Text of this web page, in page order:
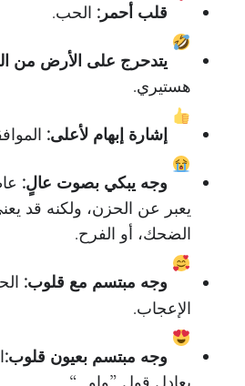
قلب أحمر: الحب.
يتدحرج على الأرض من
هستيري.
إشارة إبهام لأعلى:
وجه يبكي بصوت عالٍ:
يعبر عن الحزن، ولكنه قد
الضحك، أو الفرح.
وجه مبتسم مع قلوب:
الإعجاب.
وجه مبتسم بعيون قلوب:
يعادل قول ”واو…“.